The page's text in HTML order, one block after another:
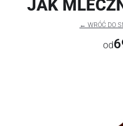
JAK
← WRÓĆ DO
od